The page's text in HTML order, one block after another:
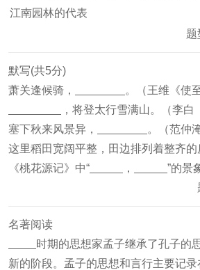
江南园林的代表
题
默写(共5分)
萧关逢候骑，
。（王维《使
，将登太行雪满山。（李白
塞下秋来风景异，
。（范仲
这里稻田宽阔平整，田边排列着整齐
《桃花源记》中“
，
”的景
名著阅读
时期的思想家孟子继承了孔子的
新的阶段。孟子的思想和言行主要记录